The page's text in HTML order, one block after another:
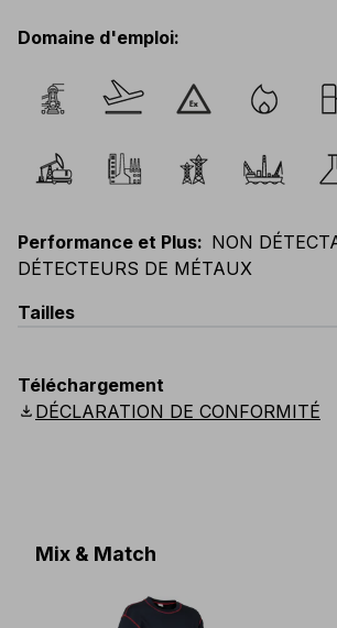
Domaine d'emploi:
Performance et Plus: NON
DÉTECTEURS DE MÉTAUX
Tailles
Scandinavian: 44
Téléchargement
download DÉCLARATION DE CONFORMITÉ
Mix & Match